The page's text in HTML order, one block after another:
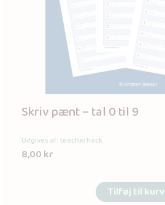
Skriv pænt – tal 0 til 9
Udgives af: teacherhack
8,00kr
Tilføj til kurv